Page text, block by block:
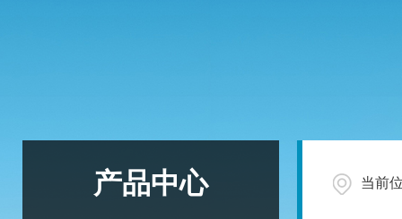
产品中心 当前